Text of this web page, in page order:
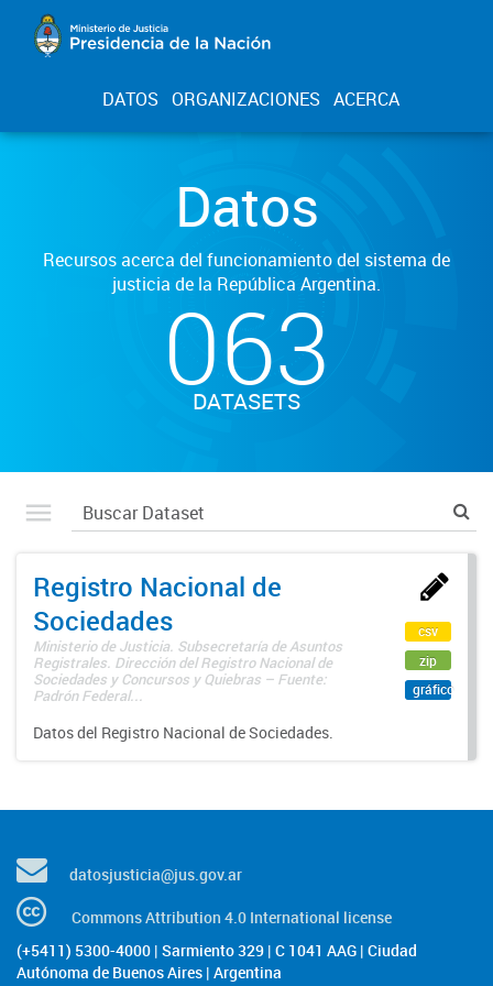
DATOS ORGANIZACIONES ACERCA
Datos
Recursos acerca del funcionamiento del sistema de
justicia de la República Argentina.
063
DATASETS
Registro Nacional de
Sociedades
Ministerio de Justicia. Subsecretaría de Asuntos
Registrales. Dirección del Registro Nacional de
Sociedades y Concursos y Quiebras – Fuente:
Padrón Federal...
Datos del Registro Nacional de Sociedades.
csv
zip
gráfico
datosjusticia@jus.gov.ar
Commons Attribution 4.0 International license
(+5411) 5300-4000 | Sarmiento 329 | C 1041 AAG | Ciudad
Autónoma de Buenos Aires | Argentina